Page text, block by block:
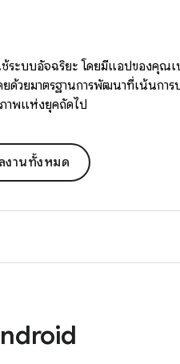
ระบบอัจฉริยะ โดยมีแอปของคุณ
ด้วยมาตรฐานการพัฒนาที่เน้นกา
าพแห่งยุคถัดไป
งานทั้งหมด